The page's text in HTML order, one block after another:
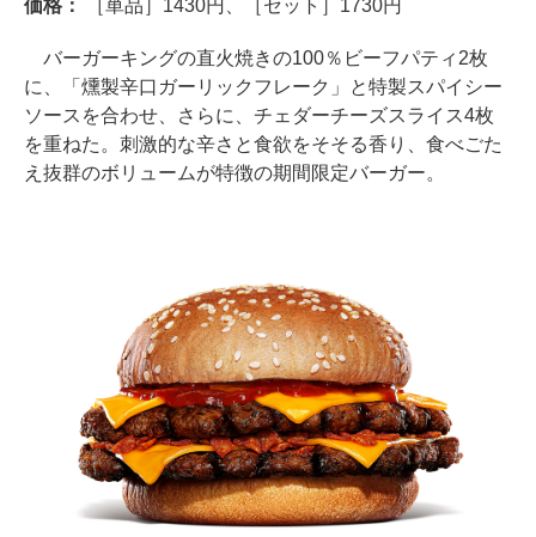
価格： ［単品］1430円、［セット］1730円
バーガーキングの直火焼きの100％ビーフパティ2枚
に、「燻製辛口ガーリックフレーク」と特製スパイシー
ソースを合わせ、さらに、チェダーチーズスライス4枚
を重ねた。刺激的な辛さと食欲をそそる香り、食べごた
え抜群のボリュームが特徴の期間限定バーガー。